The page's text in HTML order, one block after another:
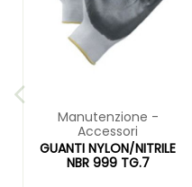
Manutenzione -
Accessori
GUANTI NYLON/NITRILE
NBR 999 TG.7